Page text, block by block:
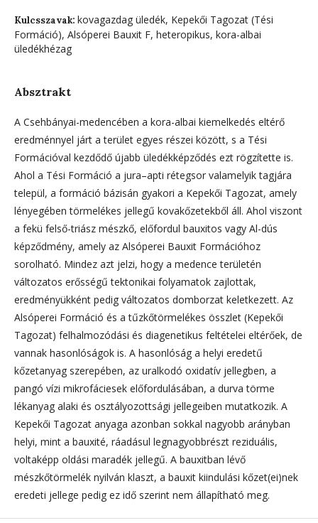
Kulcsszavak: kovagazdag üledék, Kepekői Tagozat (Tési
Formáció), Alsóperei Bauxit F, heteropikus, kora-albai
üledékhézag
Absztrakt
A Csehbányai-medencében a kora-albai kiemelkedés eltérő
eredménnyel járt a terület egyes részei között, s a Tési
Formációval kezdődő újabb üledékképződés ezt rögzítette is.
Ahol a Tési Formáció a jura–apti rétegsor valamelyik tagjára
települ, a formáció bázisán gyakori a Kepekői Tagozat, amely
lényegében törmelékes jellegű kovakőzetekből áll. Ahol viszont
a fekü felső-triász mészkő, előfordul bauxitos vagy Al-dús
képződmény, amely az Alsóperei Bauxit Formációhoz
sorolható. Mindez azt jelzi, hogy a medence területén
változatos erősségű tektonikai folyamatok zajlottak,
eredményükként pedig változatos domborzat keletkezett. Az
Alsóperei Formáció és a tűzkőtörmelékes összlet (Kepekői
Tagozat) felhalmozódási és diagenetikus feltételei eltérőek, de
vannak hasonlóságok is. A hasonlóság a helyi eredetű
kőzetanyag szerepében, az uralkodó oxidatív jellegben, a
pangó vízi mikrofáciesek előfordulásában, a durva törme
lékanyag alaki és osztályozottsági jellegeiben mutatkozik. A
Kepekői Tagozat anyaga azonban sokkal nagyobb arányban
helyi, mint a bauxité, ráadásul legnagyobbrészt reziduális,
voltaképp oldási maradék jellegű. A bauxitban lévő
mészkőtörmelék nyilván klaszt, a bauxit kiindulási kőzet(ei)nek
eredeti jellege pedig ez idő szerint nem állapítható meg.